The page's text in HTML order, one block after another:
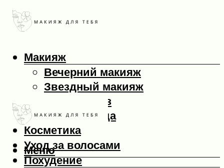
Макияж
Вечерний макияж
Звездный макияж
Макияж глаз
Макияж лица
Косметика
Уход за волосами
Похудение
Меню